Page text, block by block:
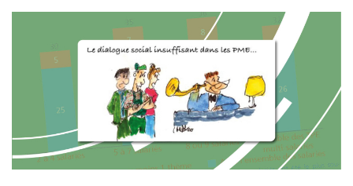
LE CREFAC
L’OBSERVATOIRE DES CADRES